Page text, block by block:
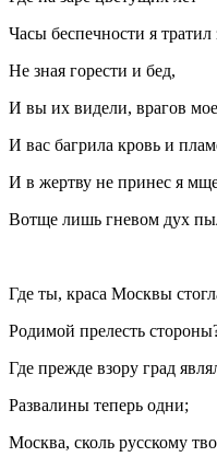
Часы беспечности я тратил
Не зная горести и бед,
И вы их видели, врагов
И вас багрила кровь и
И в жертву не принес я
Вотще лишь гневом дух
Где ты, краса Москвы
Родимой прелесть
Где прежде взору град
Развалины теперь одни;
Москва, сколь русскому